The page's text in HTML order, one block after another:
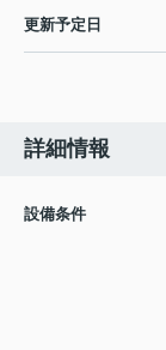
更新予定日
詳細情報
設備条件